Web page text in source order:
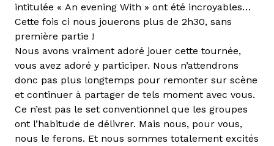
intitulée « An evening With » ont été incroyables…
Cette fois ci nous jouerons plus de 2h30, sans
première partie !
Nous avons vraiment adoré jouer cette tournée,
vous avez adoré y participer. Nous n’attendrons
donc pas plus longtemps pour remonter sur scène
et continuer à partager de tels moment avec vous.
Ce n’est pas le set conventionnel que les groupes
ont l’habitude de délivrer. Mais nous, pour vous,
nous le ferons. Et nous sommes totalement excités